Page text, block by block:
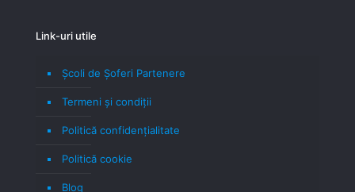
Link-uri utile
Școli de Șoferi Partenere
Termeni şi condiţii
Politică confidenţialitate
Politică cookie
Blog